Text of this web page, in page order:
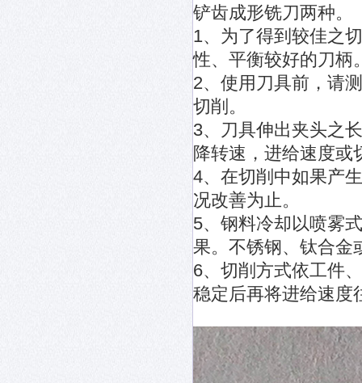
铲齿成形铣刀两种。
1、为了得到较佳之
性、平衡较好的刀柄
2、使用刀具前，请
切削。
3、刀具伸出夹头之
降转速，进给速度或
4、在切削中如果产
况改善为止。
5、钢料冷却以喷雾
果。不锈钢、钛合金
6、切削方式依工件
稳定后再将进给速度